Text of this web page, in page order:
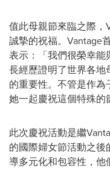
值此母親節來臨之際，
誠摯的祝福。Vantage
表示：「我們很榮幸
長經歷證明了世界各
的重要性。不管是作
她一起慶祝這個特殊的
此次慶祝活動是繼
的國際婦女節活動之
導多元化和包容性，